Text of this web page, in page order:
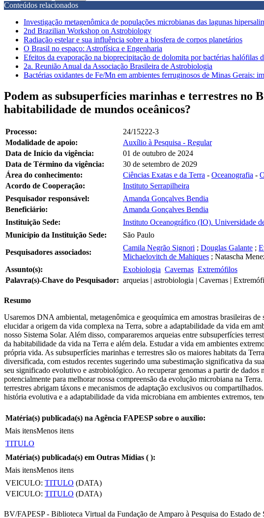
Conteúdos relacionados
Investigação metagenômica de populações microbianas das lagunas
2nd Brazilian Workshop on Astrobiology
Radiação estelar e sua influência sobre a biosfera de corpos planetários
O Brasil no espaço: Astrofísica e Engenharia
Efeitos da evaporação na bioprecipitação de dolomita por bactérias halófilas
2a. Reunião Anual da Associação Brasileira de Astrobiologia
Bactérias oxidantes de Fe/Mn em ambientes ferruginosos de Minas Gerais:
Podem as subsuperfícies marinhas e terrestres
habitabilidade de mundos oceânicos?
Processo:
24/15222-3
Modalidade de apoio:
Auxílio à Pesquisa - Regular
Data de Início da vigência:
01 de outubro de 2024
Data de Término da vigência:
30 de setembro de 2029
Área do conhecimento:
Ciências Exatas e da Terra - Oceanografia -
Acordo de Cooperação:
Instituto Serrapilheira
Pesquisador responsável:
Amanda Gonçalves Bendia
Beneficiário:
Amanda Gonçalves Bendia
Instituição Sede:
Instituto Oceanográfico (IO). Universidade
Município da Instituição Sede:
São Paulo
Pesquisadores associados:
Camila Negrão Signori ; Douglas Galante ;
Michaelovitch de Mahiques ; Natascha
Assunto(s):
Exobiologia Cavernas Extremófilos
Palavra(s)-Chave do Pesquisador: arqueias | astrobiologia | Cavernas |
Resumo
Usaremos DNA ambiental, metagenômica e geoquímica em amostras brasileiras
elucidar a origem da vida complexa na Terra, sobre a adaptabilidade da vida em
nosso Sistema Solar. Além disso, compararemos arqueias entre subsuperfícies
da habitabilidade da vida na Terra e além dela. Estudar a vida em ambientes
própria vida. As subsuperfícies marinhas e terrestres são os maiores habitats da
diversificada, com estudos recentes sugerindo uma subestimação significativa da
seu significado evolutivo e astrobiológico. Ao recuperar genomas a partir de
potencialmente para melhorar nossa compreensão da evolução microbiana na
terrestres abrigam táxons e mecanismos de adaptação exclusivos ou
história evolutiva e a adaptabilidade da vida microbiana em ambientes extremos,
Matéria(s) publicada(s) na Agência FAPESP sobre o auxílio:
Mais itensMenos itens
TITULO
Matéria(s) publicada(s) em Outras Mídias ( ):
Mais itensMenos itens
VEICULO: TITULO (DATA)
VEICULO: TITULO (DATA)
BV/FAPESP - Biblioteca Virtual da Fundação de Amparo à Pesquisa do Estado de